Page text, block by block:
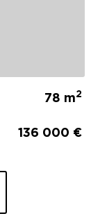
78 m2
136 000 €